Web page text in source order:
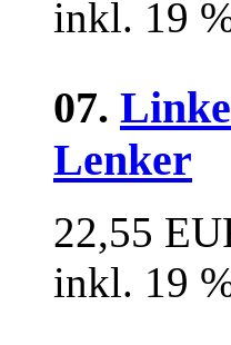
inkl. 19
07.
Lenker
22,55
inkl. 19